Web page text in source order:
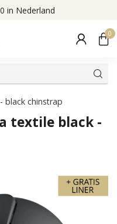
in Nederland
0
black chinstrap
textile black -